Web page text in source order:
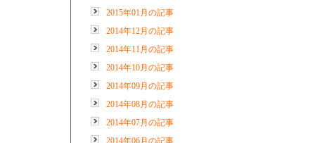
2015年01月の記事
2014年12月の記事
2014年11月の記事
2014年10月の記事
2014年09月の記事
2014年08月の記事
2014年07月の記事
2014年06月の記事